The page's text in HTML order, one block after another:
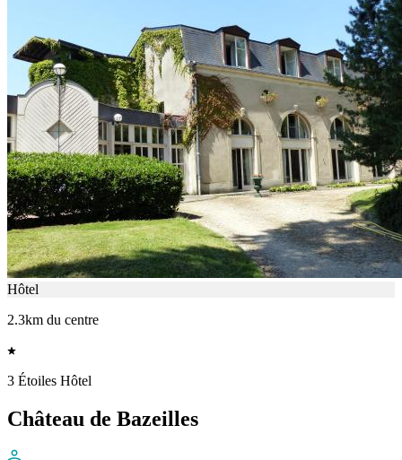
Hôtel
2.3km du centre
3 Étoiles Hôtel
Château de Bazeilles